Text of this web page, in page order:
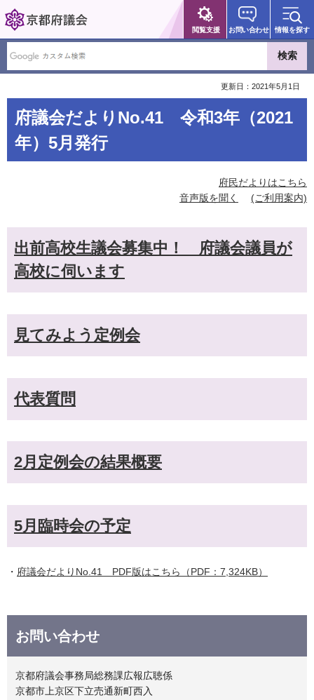
京都府議会
閲覧支援 お問い合わせ 情報を探す
更新日：2021年5月1日
府議会だよりNo.41 令和3年（2021
年）5月発行
府民だよりはこちら
音声版を聞く
(ご利用案内)
出前高校生議会募集中！ 府議会議員が
高校に伺います
見てみよう定例会
代表質問
2月定例会の結果概要
5月臨時会の予定
・ 府議会だよりNo.41 PDF版はこちら（PDF：7,324KB）
お問い合わせ
京都府議会事務局総務課広報広聴係
京都市上京区下立売通新町西入